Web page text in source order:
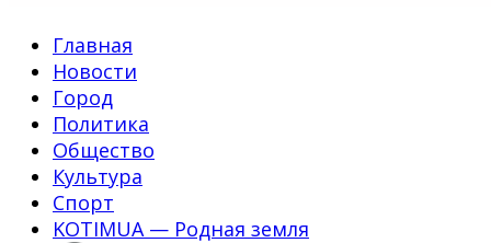
Главная
Новости
Город
Политика
Общество
Культура
Спорт
KOTIMUA — Родная земля